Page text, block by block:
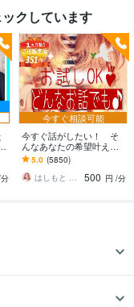
クしています
今すぐ相談可能
今すぐ話がしたい！ そ
んなあなたの希望叶えま
す 今日あったことから深
刻な悩みまで☆何でも打
ち明けてください。
5.0 (5850)
はしもと ゆっこ♡救急こころの相談室
500 円 /分